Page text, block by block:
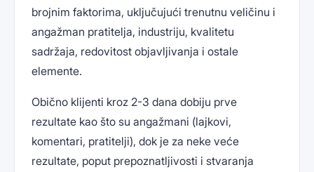
brojnim faktorima, uključujući trenutnu veličinu i
angažman pratitelja, industriju, kvalitetu
sadržaja, redovitost objavljivanja i ostale
elemente.
Obično klijenti kroz 2-3 dana dobiju prve
rezultate kao što su angažmani (lajkovi,
komentari, pratitelji), dok je za neke veće
rezultate, poput prepoznatljivosti i stvaranja